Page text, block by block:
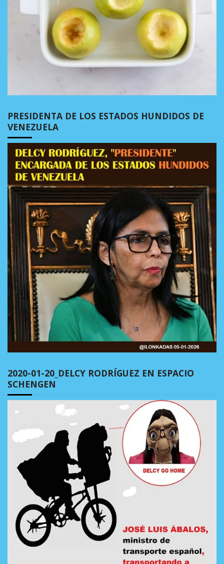
PRESIDENTA DE LOS ESTADOS HUNDIDOS DE
VENEZUELA
2020-01-20_DELCY RODRÍGUEZ EN ESPACIO
SCHENGEN